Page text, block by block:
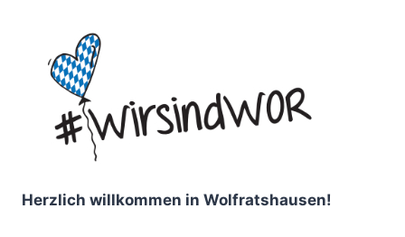
Herzlich willkommen in Wolfratshausen!